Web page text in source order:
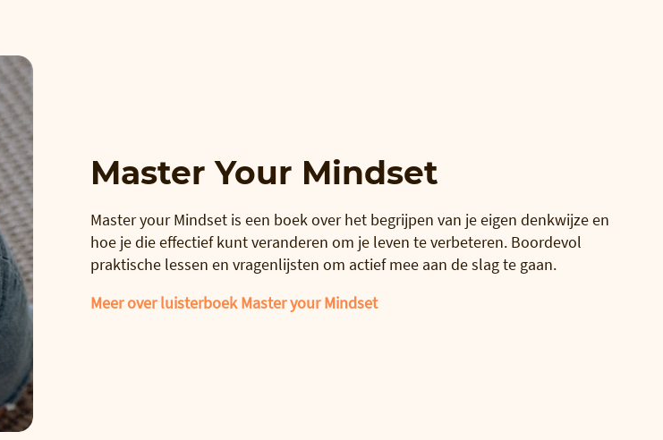
Master Your Mindset
Master your Mindset is een boek over het begrijpen van je eigen denkwijze en
hoe je die effectief kunt veranderen om je leven te verbeteren. Boordevol
praktische lessen en vragenlijsten om actief mee aan de slag te gaan.
Meer over luisterboek Master your Mindset